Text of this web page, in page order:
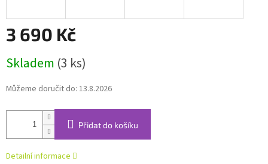
3 690 Kč
cena:
Skladem (3 ks)
Můžeme doručit do: 13.8.2026
Přidat do košíku
Detailní informace